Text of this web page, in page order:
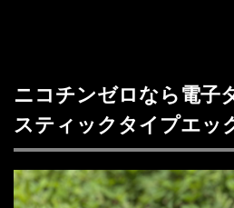
ニコチンゼロなら電子
スティックタイプエッ